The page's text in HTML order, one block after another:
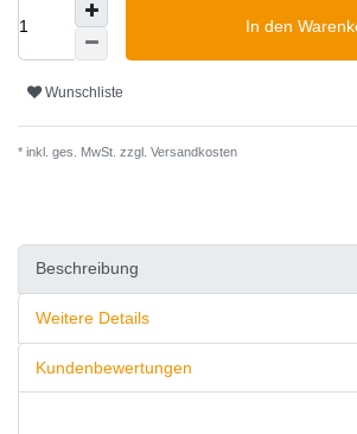
In den
Wunschliste
* inkl. ges. MwSt. zzgl. Versandkosten
Beschreibung
Weitere Details
Kundenbewertungen